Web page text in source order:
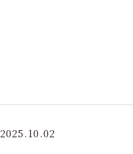
2025.10.02